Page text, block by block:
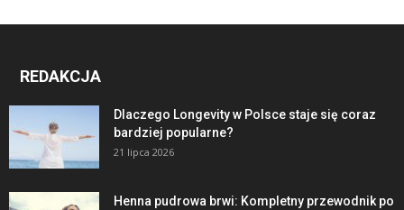
REDAKCJA
Dlaczego Longevity w Polsce staje się coraz
bardziej popularne?
21 lipca 2026
Henna pudrowa brwi: Kompletny przewodnik po